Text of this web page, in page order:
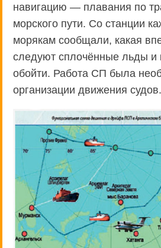
навигацию — плавания по
морского пути. Со станции
морякам сообщали, какая
следуют сплочённые льды и
обойти. Работа СП была
организации движения судов.